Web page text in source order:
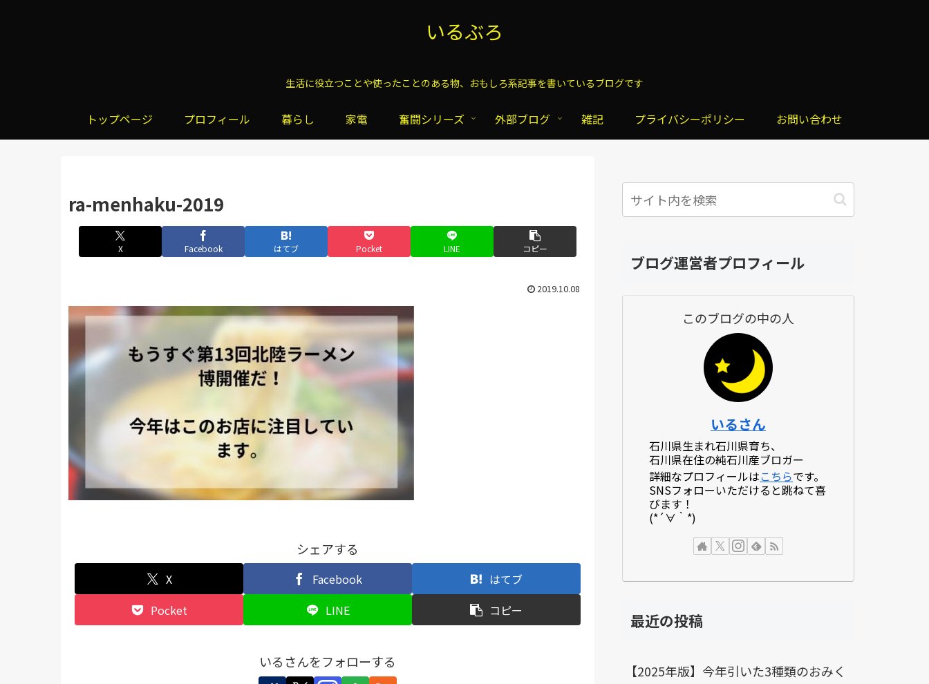
いるぶろ
生活に役立つことや使ったことのある物、おもしろ系記事を書いているブログです
トップページ プロフィール 暮らし 家電 奮闘シリーズ 外部ブログ 雑記 プライバシーポリシー お問い合わせ
ra-menhaku-2019
X Facebook はてブ Pocket LINE コピー
2019.10.08
シェアする
X Facebook
はてブ
Pocket
LINE コピー
いるさんをフォローする
ブログ運営者プロフィール
このブログの中の人
いるさん
石川県生まれ石川県育ち、
石川県在住の純石川産ブロガー
詳細なプロフィールはこちらです。
SNSフォローいただけると跳ねて喜
びます！
(*´∀｀*)
最近の投稿
【2025年版】今年引いた3種類のおみく